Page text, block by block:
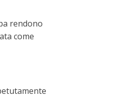
rendono
come